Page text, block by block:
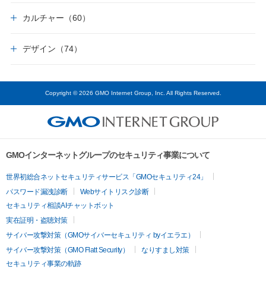
カルチャー（60）
デザイン（74）
Copyright © 2026 GMO Internet Group, Inc. All Rights Reserved.
GMOインターネットグループのセキュリティ事業について
世界初総合ネットセキュリティサービス「GMOセキュリティ24」
パスワード漏洩診断
Webサイトリスク診断
セキュリティ相談AIチャットボット
実在証明・盗聴対策
サイバー攻撃対策（GMOサイバーセキュリティ byイエラエ）
サイバー攻撃対策（GMO Flatt Security）
なりすまし対策
セキュリティ事業の軌跡